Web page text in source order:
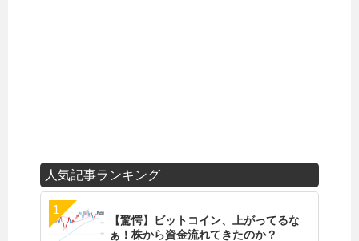
人気記事ランキング
【驚愕】ビットコイン、上がってるな
ぁ！株から資金流れてきたのか？